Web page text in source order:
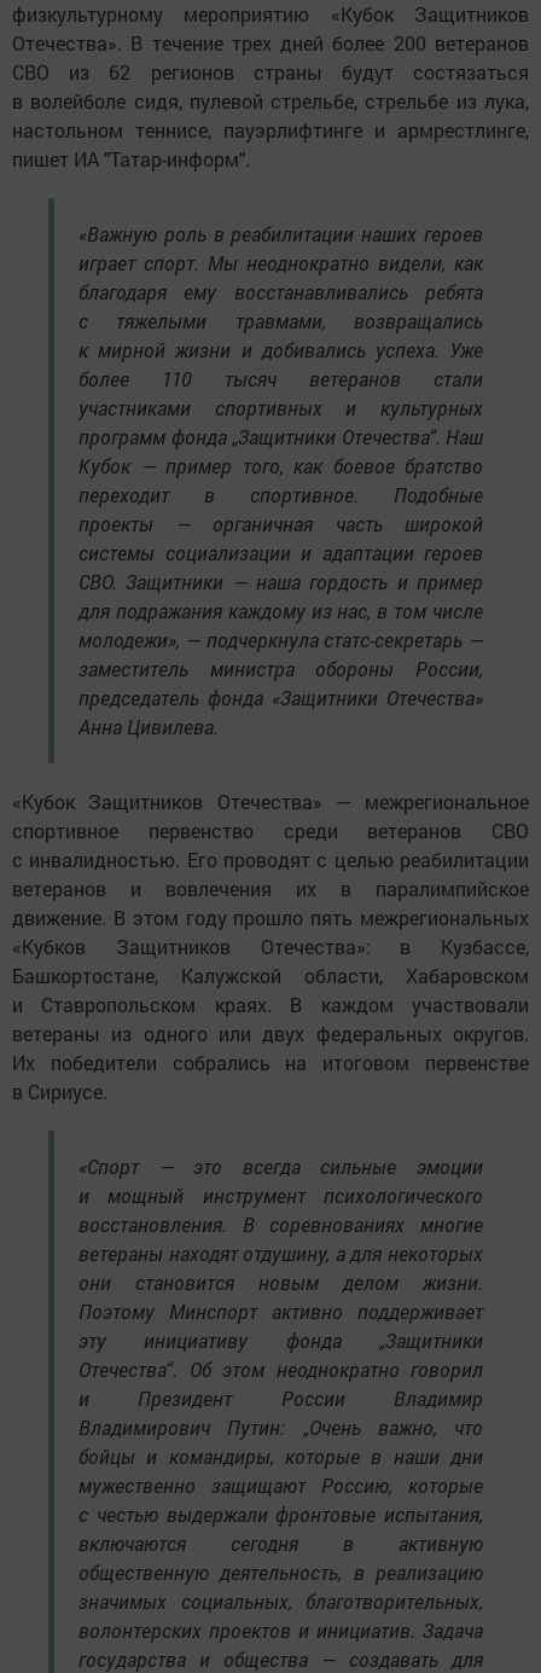
физкультурному мероприятию «Кубок Защитников
Отечества». В течение трех дней более 200 ветеранов
СВО из 62 регионов страны будут состязаться
в волейболе сидя, пулевой стрельбе, стрельбе из лука,
настольном теннисе, пауэрлифтинге и армрестлинге,
пишет ИА "Татар-информ".
«Важную роль в реабилитации наших героев
играет спорт. Мы неоднократно видели, как
благодаря ему восстанавливались ребята
с тяжелыми травмами, возвращались
к мирной жизни и добивались успеха. Уже
более 110 тысяч ветеранов стали
участниками спортивных и культурных
программ фонда „Защитники Отечества“. Наш
Кубок — пример того, как боевое братство
переходит в спортивное. Подобные
проекты — органичная часть широкой
системы социализации и адаптации героев
СВО. Защитники — наша гордость и пример
для подражания каждому из нас, в том числе
молодежи», — подчеркнула статс-секретарь —
заместитель министра обороны России,
председатель фонда «Защитники Отечества»
Анна Цивилева.
«Кубок Защитников Отечества» — межрегиональное
спортивное первенство среди ветеранов СВО
с инвалидностью. Его проводят с целью реабилитации
ветеранов и вовлечения их в паралимпийское
движение. В этом году прошло пять межрегиональных
«Кубков Защитников Отечества»: в Кузбассе,
Башкортостане, Калужской области, Хабаровском
и Ставропольском краях. В каждом участвовали
ветераны из одного или двух федеральных округов.
Их победители собрались на итоговом первенстве
в Сириусе.
«Спорт — это всегда сильные эмоции
и мощный инструмент психологического
восстановления. В соревнованиях многие
ветераны находят отдушину, а для некоторых
они становится новым делом жизни.
Поэтому Минспорт активно поддерживает
эту инициативу фонда „Защитники
Отечества“. Об этом неоднократно говорил
и Президент России Владимир
Владимирович Путин: „Очень важно, что
бойцы и командиры, которые в наши дни
мужественно защищают Россию, которые
с честью выдержали фронтовые испытания,
включаются сегодня в активную
общественную деятельность, в реализацию
значимых социальных, благотворительных,
волонтерских проектов и инициатив. Задача
государства и общества — создавать для